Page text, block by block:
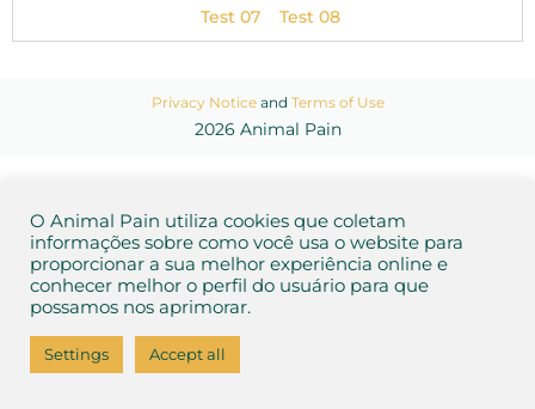
Test 07
Test 08
Privacy Noticeand Terms of Use
2026 Animal Pain
O Animal Pain utiliza cookies que coletam
informações sobre como você usa o website para
proporcionar a sua melhor experiência online e
conhecer melhor o perfil do usuário para que
possamos nos aprimorar.
Settings Accept all